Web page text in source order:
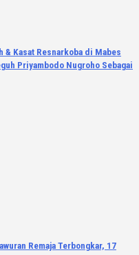
& Kasat Resnarkoba di Mabes
Priyambodo Nugroho Sebagai
Remaja Terbongkar, 17